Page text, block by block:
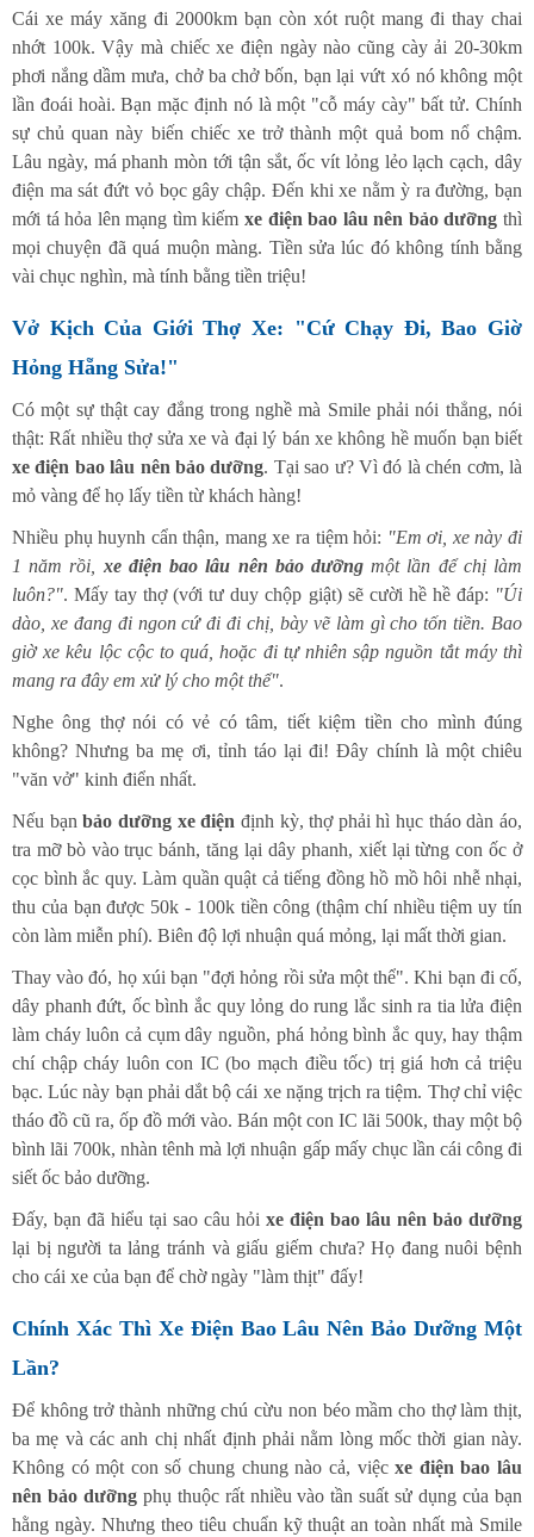
Cái xe máy xăng đi 2000km bạn còn xót ruột mang đi thay chai
nhớt 100k. Vậy mà chiếc xe điện ngày nào cũng cày ải 20-30km
phơi nắng dầm mưa, chở ba chở bốn, bạn lại vứt xó nó không một
lần đoái hoài. Bạn mặc định nó là một "cỗ máy cày" bất tử. Chính
sự chủ quan này biến chiếc xe trở thành một quả bom nổ chậm.
Lâu ngày, má phanh mòn tới tận sắt, ốc vít lỏng lẻo lạch cạch, dây
điện ma sát đứt vỏ bọc gây chập. Đến khi xe nằm ỳ ra đường, bạn
mới tá hỏa lên mạng tìm kiếm xe điện bao lâu nên bảo dưỡng thì
mọi chuyện đã quá muộn màng. Tiền sửa lúc đó không tính bằng
vài chục nghìn, mà tính bằng tiền triệu!
Vở Kịch Của Giới Thợ Xe: "Cứ Chạy Đi, Bao Giờ
Hỏng Hẵng Sửa!"
Có một sự thật cay đắng trong nghề mà Smile phải nói thẳng, nói
thật: Rất nhiều thợ sửa xe và đại lý bán xe không hề muốn bạn biết
xe điện bao lâu nên bảo dưỡng. Tại sao ư? Vì đó là chén cơm, là
mỏ vàng để họ lấy tiền từ khách hàng!
Nhiều phụ huynh cẩn thận, mang xe ra tiệm hỏi: "Em ơi, xe này đi
1 năm rồi, xe điện bao lâu nên bảo dưỡngmột lần để chị làm
luôn?". Mấy tay thợ (với tư duy chộp giật) sẽ cười hề hề đáp: "Úi
dào, xe đang đi ngon cứ đi đi chị, bày vẽ làm gì cho tốn tiền. Bao
giờ xe kêu lộc cộc to quá, hoặc đi tự nhiên sập nguồn tắt máy thì
mang ra đây em xử lý cho một thể".
Nghe ông thợ nói có vẻ có tâm, tiết kiệm tiền cho mình đúng
không? Nhưng ba mẹ ơi, tỉnh táo lại đi! Đây chính là một chiêu
"văn vở" kinh điển nhất.
Nếu bạnbảo dưỡng xe điện định kỳ, thợ phải hì hục tháo dàn áo,
tra mỡ bò vào trục bánh, tăng lại dây phanh, xiết lại từng con ốc ở
cọc bình ắc quy. Làm quần quật cả tiếng đồng hồ mồ hôi nhễ nhại,
thu của bạn được 50k - 100k tiền công (thậm chí nhiều tiệm uy tín
còn làm miễn phí). Biên độ lợi nhuận quá mỏng, lại mất thời gian.
Thay vào đó, họ xúi bạn "đợi hỏng rồi sửa một thể". Khi bạn đi cố,
dây phanh đứt, ốc bình ắc quy lỏng do rung lắc sinh ra tia lửa điện
làm cháy luôn cả cụm dây nguồn, phá hỏng bình ắc quy, hay thậm
chí chập cháy luôn con IC (bo mạch điều tốc) trị giá hơn cả triệu
bạc. Lúc này bạn phải dắt bộ cái xe nặng trịch ra tiệm. Thợ chỉ việc
tháo đồ cũ ra, ốp đồ mới vào. Bán một con IC lãi 500k, thay một bộ
bình lãi 700k, nhàn tênh mà lợi nhuận gấp mấy chục lần cái công đi
siết ốc bảo dưỡng.
Đấy, bạn đã hiểu tại sao câu hỏi xe điện bao lâu nên bảo dưỡng
lại bị người ta lảng tránh và giấu giếm chưa? Họ đang nuôi bệnh
cho cái xe của bạn để chờ ngày "làm thịt" đấy!
Chính Xác Thì Xe Điện Bao Lâu Nên Bảo Dưỡng Một
Lần?
Để không trở thành những chú cừu non béo mầm cho thợ làm thịt,
ba mẹ và các anh chị nhất định phải nằm lòng mốc thời gian này.
Không có một con số chung chung nào cả, việcxe điện bao lâu
nên bảo dưỡngphụ thuộc rất nhiều vào tần suất sử dụng của bạn
hằng ngày. Nhưng theo tiêu chuẩn kỹ thuật an toàn nhất mà Smile